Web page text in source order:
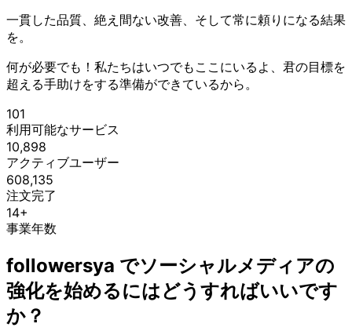
一貫した品質、絶え間ない改善、そして常に頼りになる結果
を。
何が必要でも！私たちはいつでもここにいるよ、君の目標を
超える手助けをする準備ができているから。
101
利用可能なサービス
10,898
アクティブユーザー
608,135
注文完了
14+
事業年数
followersya でソーシャルメディアの
強化を始めるにはどうすればいいです
か？